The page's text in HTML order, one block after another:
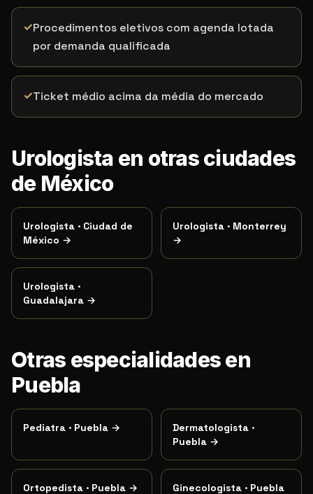
✓Procedimentos eletivos com agenda lotada
por demanda qualificada
✓Ticket médio acima da média do mercado
Urologista en otras ciudades
de México
Urologista · Ciudad de
México →
Urologista · Monterrey
→
Urologista ·
Guadalajara →
Otras especialidades en
Puebla
Pediatra · Puebla → Dermatologista ·
Puebla →
Ortopedista · Puebla → Ginecologista · Puebla